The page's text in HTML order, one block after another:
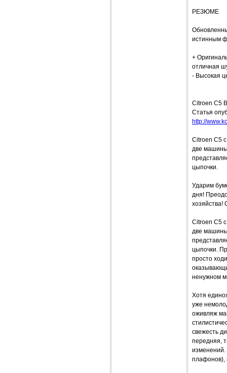
РЕЗЮМЕ
истинным
+
отличная
- Высокая
Citroen C5
Статья
http://
Citroen C5
две
цыпочки.
Ударим
дня!
хозяйства!
Citroen C5
две
цыпочки.
просто
ненужном
Хотя
уже
оживляж
свежесть
передняя,
изменений.
плафонов),